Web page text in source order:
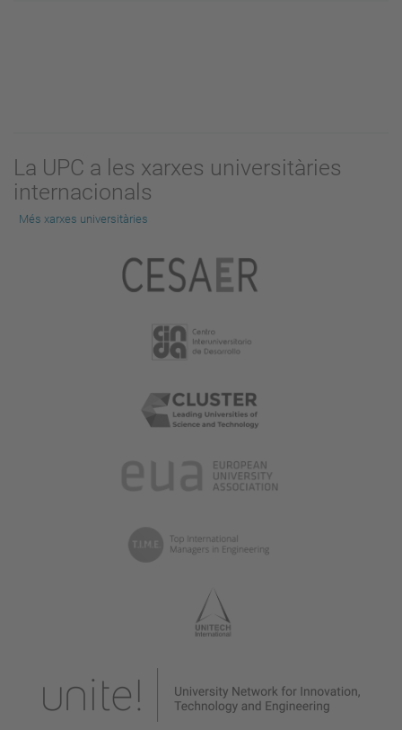
La UPC a les xarxes universitàries
internacionals
Més xarxes universitàries